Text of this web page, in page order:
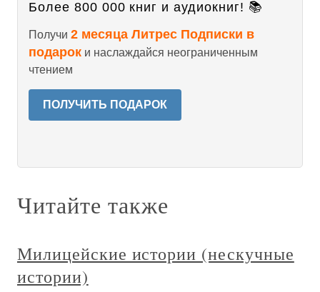
Более 800 000 книг и аудиокниг! 📚
Получи 2 месяца Литрес Подписки в
подарок и наслаждайся неограниченным
чтением
ПОЛУЧИТЬ ПОДАРОК
Читайте также
Милицейские истории (нескучные
истории)